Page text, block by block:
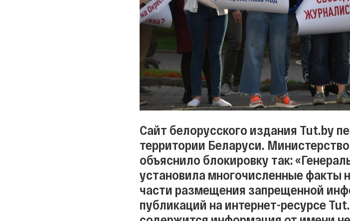
Сайт белорусского издания Tut.by
территории Беларуси.
объяснило блокировку так:
установила многочисленные факты
части размещения запрещенной
публикаций на интернет-ресурсе